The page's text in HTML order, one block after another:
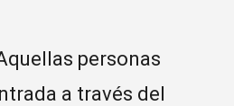
personas
a través del